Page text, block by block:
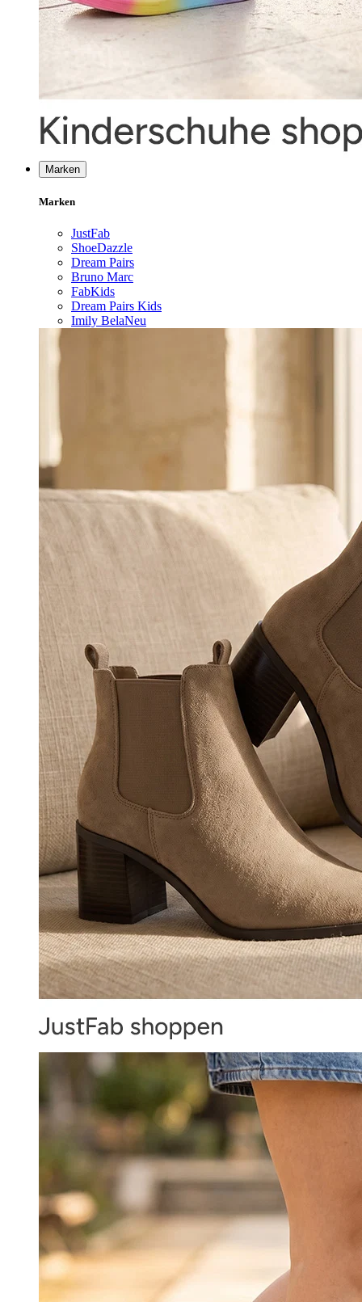
Marken
Marken
JustFab
ShoeDazzle
Dream Pairs
Bruno Marc
FabKids
Dream Pairs Kids
Imily BelaNeu